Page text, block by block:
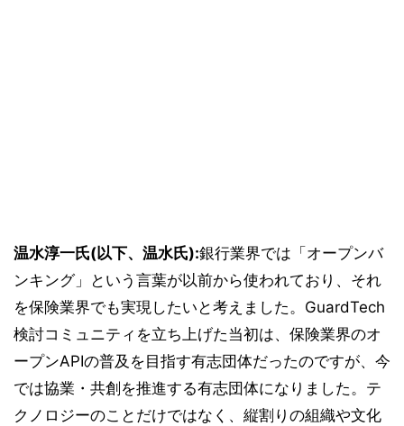
温水淳一氏(以下、温水氏):銀行業界では「オープンバ
ンキング」という言葉が以前から使われており、それ
を保険業界でも実現したいと考えました。GuardTech
検討コミュニティを立ち上げた当初は、保険業界のオ
ープンAPIの普及を目指す有志団体だったのですが、今
では協業・共創を推進する有志団体になりました。テ
クノロジーのことだけではなく、縦割りの組織や文化